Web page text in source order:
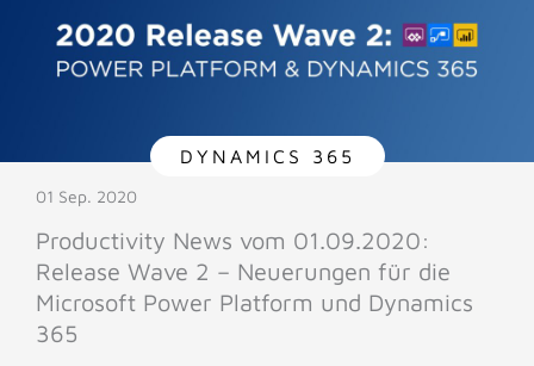
DYNAMICS 365
01 Sep. 2020
Productivity News vom 01.09.2020:
Release Wave 2 – Neuerungen für die
Microsoft Power Platform und Dynamics
365